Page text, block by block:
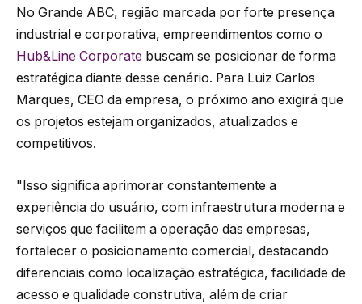
No Grande ABC, região marcada por forte presença
industrial e corporativa, empreendimentos como o
Hub&Line Corporate buscam se posicionar de forma
estratégica diante desse cenário. Para Luiz Carlos
Marques, CEO da empresa, o próximo ano exigirá que
os projetos estejam organizados, atualizados e
competitivos.
"Isso significa aprimorar constantemente a
experiência do usuário, com infraestrutura moderna e
serviços que facilitem a operação das empresas,
fortalecer o posicionamento comercial, destacando
diferenciais como localização estratégica, facilidade de
acesso e qualidade construtiva, além de criar